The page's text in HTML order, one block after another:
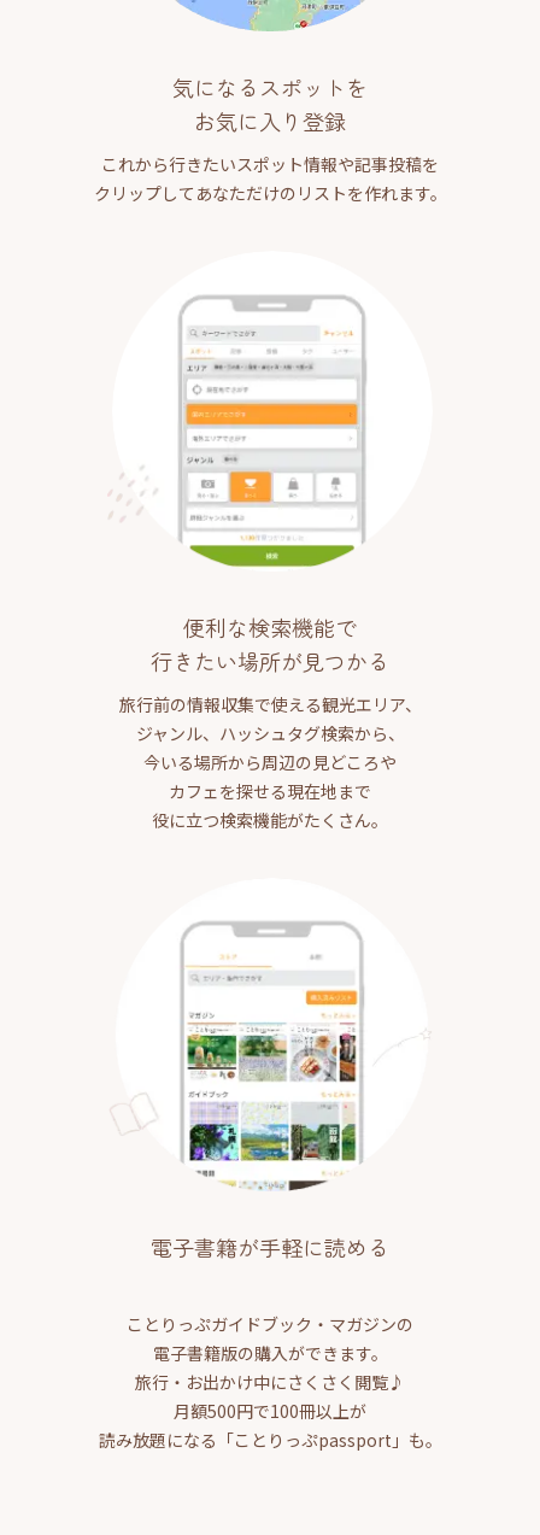
気になるスポットを
お気に入り登録
これから行きたいスポット情報や記事投稿を
クリップしてあなただけのリストを作れます。
便利な検索機能で
行きたい場所が見つかる
旅行前の情報収集で使える観光エリア、
ジャンル、ハッシュタグ検索から、
今いる場所から周辺の見どころや
カフェを探せる現在地まで
役に立つ検索機能がたくさん。
電子書籍が手軽に読める
ことりっぷガイドブック・マガジンの
電子書籍版の購入ができます。
旅行・お出かけ中にさくさく閲覧♪
月額500円で100冊以上が
読み放題になる「ことりっぷpassport」も。